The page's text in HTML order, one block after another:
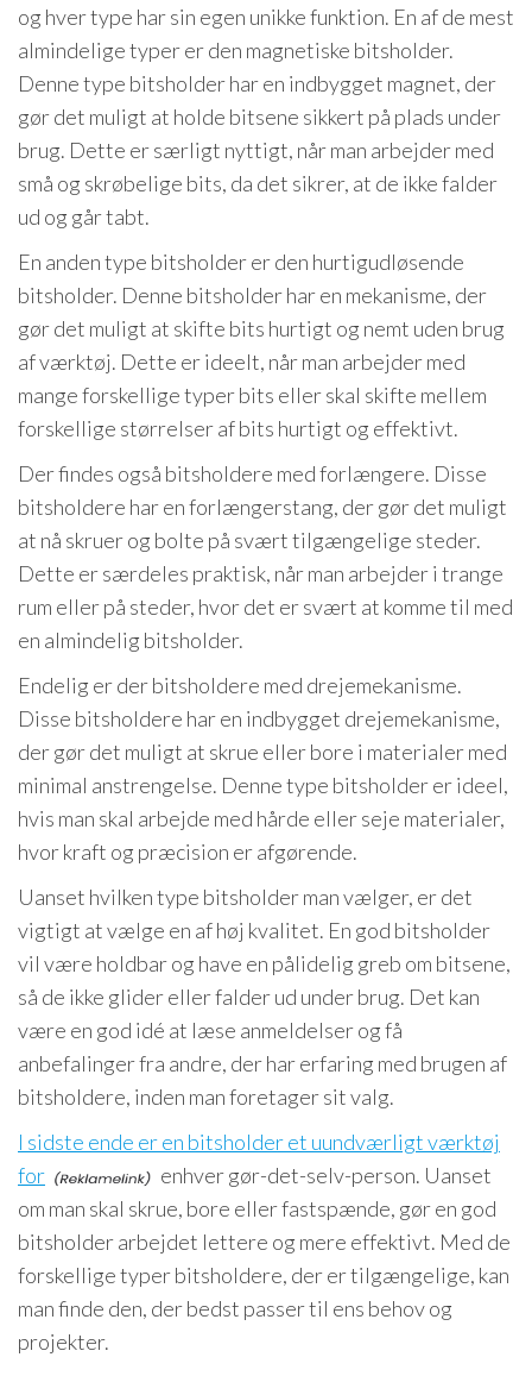
og hver type har sin egen unikke funktion. En af de mest
almindelige typer er den magnetiske bitsholder.
Denne type bitsholder har en indbygget magnet, der
gør det muligt at holde bitsene sikkert på plads under
brug. Dette er særligt nyttigt, når man arbejder med
små og skrøbelige bits, da det sikrer, at de ikke falder
ud og går tabt.
En anden type bitsholder er den hurtigudløsende
bitsholder. Denne bitsholder har en mekanisme, der
gør det muligt at skifte bits hurtigt og nemt uden brug
af værktøj. Dette er ideelt, når man arbejder med
mange forskellige typer bits eller skal skifte mellem
forskellige størrelser af bits hurtigt og effektivt.
Der findes også bitsholdere med forlængere. Disse
bitsholdere har en forlængerstang, der gør det muligt
at nå skruer og bolte på svært tilgængelige steder.
Dette er særdeles praktisk, når man arbejder i trange
rum eller på steder, hvor det er svært at komme til med
en almindelig bitsholder.
Endelig er der bitsholdere med drejemekanisme.
Disse bitsholdere har en indbygget drejemekanisme,
der gør det muligt at skrue eller bore i materialer med
minimal anstrengelse. Denne type bitsholder er ideel,
hvis man skal arbejde med hårde eller seje materialer,
hvor kraft og præcision er afgørende.
Uanset hvilken type bitsholder man vælger, er det
vigtigt at vælge en af høj kvalitet. En god bitsholder
vil være holdbar og have en pålidelig greb om bitsene,
så de ikke glider eller falder ud under brug. Det kan
være en god idé at læse anmeldelser og få
anbefalinger fra andre, der har erfaring med brugen af
bitsholdere, inden man foretager sit valg.
I sidste ende er en bitsholder et uundværligt værktøj
for
enhver gør-det-selv-person. Uanset
om man skal skrue, bore eller fastspænde, gør en god
bitsholder arbejdet lettere og mere effektivt. Med de
forskellige typer bitsholdere, der er tilgængelige, kan
man finde den, der bedst passer til ens behov og
projekter.